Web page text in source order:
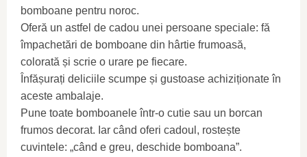
bomboane pentru noroc.
Oferă un astfel de cadou unei persoane speciale: fă
împachetări de bomboane din hârtie frumoasă,
colorată și scrie o urare pe fiecare.
Înfășurați deliciile scumpe și gustoase achiziționate în
aceste ambalaje.
Pune toate bomboanele într-o cutie sau un borcan
frumos decorat. Iar când oferi cadoul, rostește
cuvintele: „când e greu, deschide bomboana”.